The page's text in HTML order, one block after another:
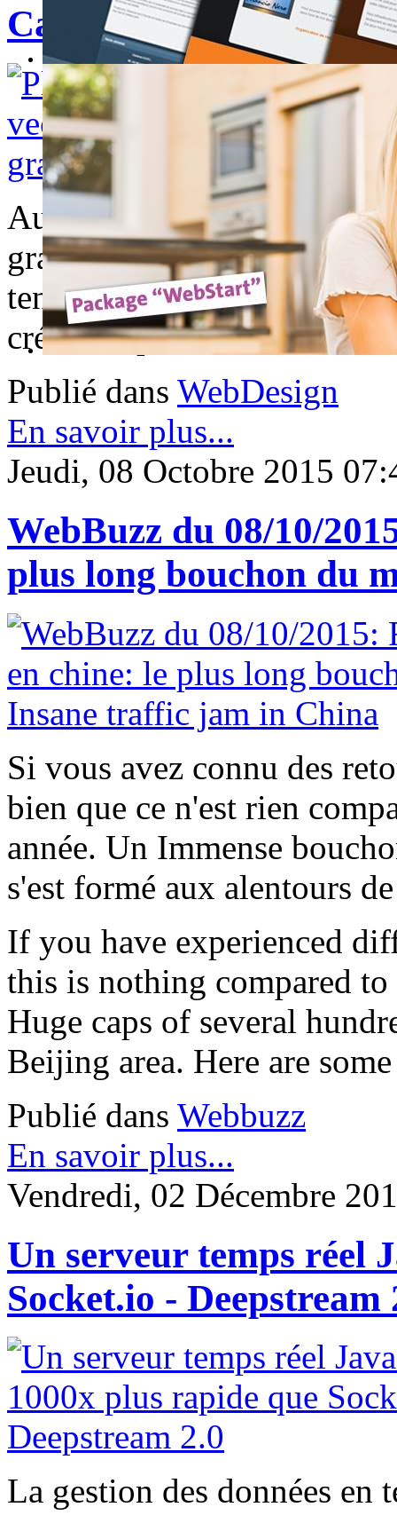
Captain icon
Au travers cette collection
gratuitement, c'est
tendre enfance qui a voulu
créé le capitaine icônes.
Publié dans WebDesign
En savoir plus...
Jeudi, 08 Octobre 2015
WebBuzz du 08/10/
plus long bouchon du
Si vous avez connu des
bien que ce n'est rien
année. Un Immense
s'est formé aux alentours
If you have experienced
this is nothing compared
Huge caps of several
Beijing area. Here are
Publié dans Webbuzz
En savoir plus...
Vendredi, 02 Décembre
Un serveur temps réel
Socket.io - Deepstream
La gestion des données en